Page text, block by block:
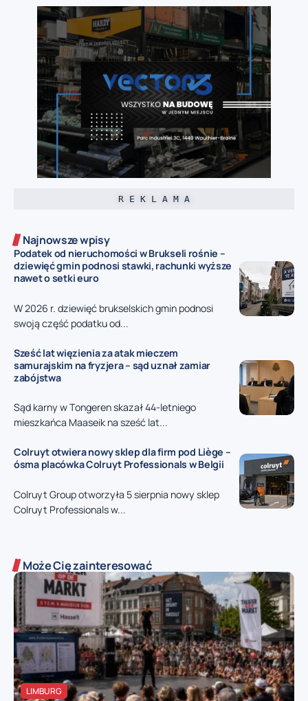
R E K L A M A
Najnowsze wpisy
Podatek od nieruchomości w Brukseli rośnie –
dziewięć gmin podnosi stawki, rachunki wyższe
nawet o setki euro
W 2026 r. dziewięć brukselskich gmin podnosi
swoją część podatku od...
Sześć lat więzienia za atak mieczem
samurajskim na fryzjera – sąd uznał zamiar
zabójstwa
Sąd karny w Tongeren skazał 44-letniego
mieszkańca Maaseik na sześć lat...
Colruyt otwiera nowy sklep dla firm pod Liège –
ósma placówka Colruyt Professionals w Belgii
Colruyt Group otworzyła 5 sierpnia nowy sklep
Colruyt Professionals w...
Może Cię zainteresować
LIMBURG